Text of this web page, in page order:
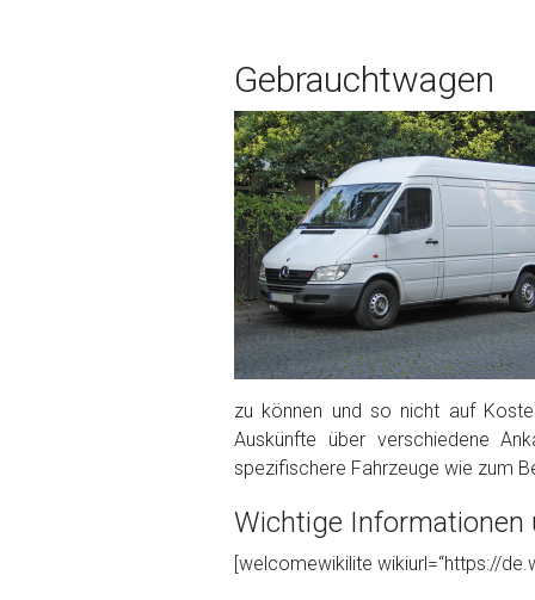
Kilometerstand
Preisvorstellung
Name*
Telefon*
Email
PLZ und Ort
Foto Nr. 1
Gebrauchtwagen
zu können und so nicht auf
Auskünfte über verschiedene
spezifischere Fahrzeuge wie zum
Wichtige Informationen
[welcomewikilite wikiurl=“https://